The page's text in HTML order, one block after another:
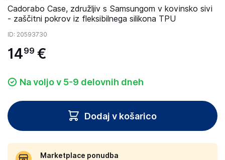
Cadorabo Case, združljiv s Samsungom v kovinsko sivi
- zaščitni pokrov iz fleksibilnega silikona TPU
ID: 20593730
1499 €
Na voljo v 5-9 delovnih dneh
Dodaj v košarico
Marketplace ponudba